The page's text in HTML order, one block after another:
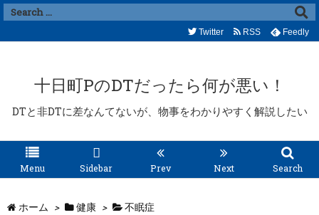
十日町PのDTだったら何が悪い！
DTと非DTに差なんてないが、物事をわかりやすく解説したい
Menu Sidebar Prev Next Search
Twitter RSS Feedly
ホーム > 健康 > 不眠症